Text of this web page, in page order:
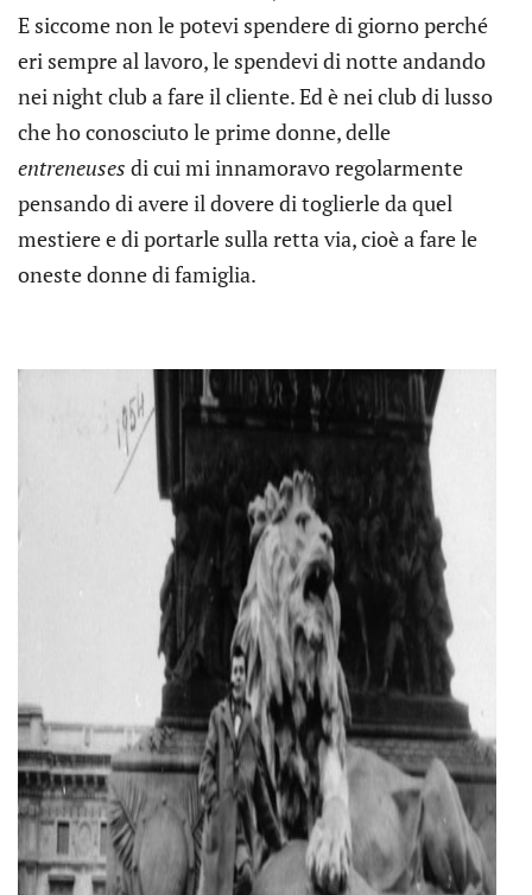
E siccome non le potevi spendere di giorno perché
eri sempre al lavoro, le spendevi di notte andando
nei night club a fare il cliente. Ed è nei club di lusso
che ho conosciuto le prime donne, delle
entreneuses di cui mi innamoravo regolarmente
pensando di avere il dovere di toglierle da quel
mestiere e di portarle sulla retta via, cioè a fare le
oneste donne di famiglia.